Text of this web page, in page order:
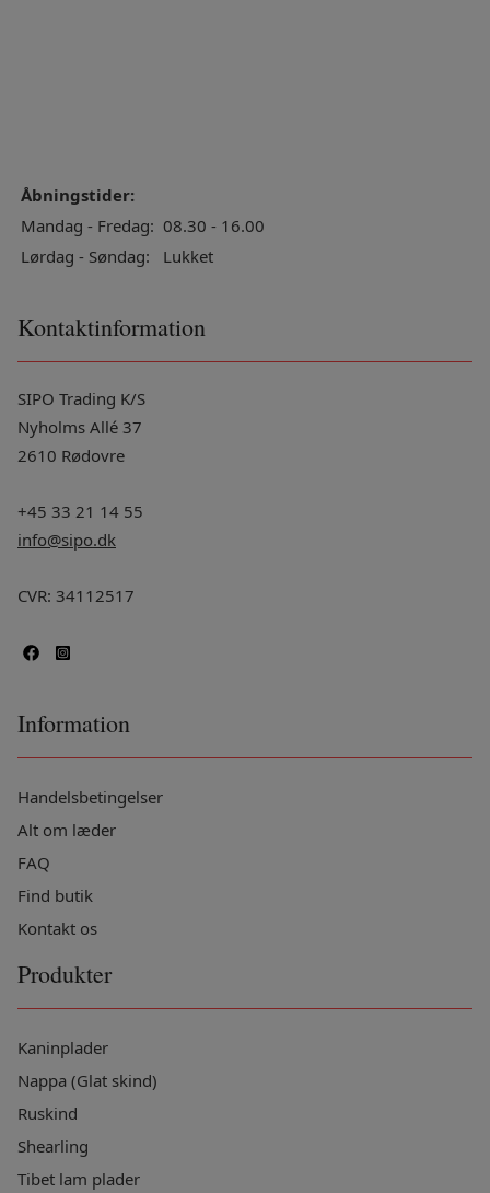
Åbningstider:
Mandag - Fredag: 08.30 - 16.00
Lørdag - Søndag:
Lukket
Kontaktinformation
SIPO Trading K/S
Nyholms Allé 37
2610 Rødovre
+45 33 21 14 55
info@sipo.dk
CVR: 34112517
Information
Handelsbetingelser
Alt om læder
FAQ
Find butik
Kontakt os
Produkter
Kaninplader
Nappa (Glat skind)
Ruskind
Shearling
Tibet lam plader